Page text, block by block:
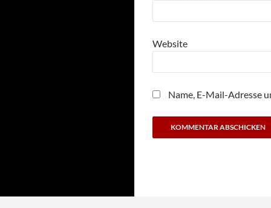
Website
Name, E-Mail-Adresse